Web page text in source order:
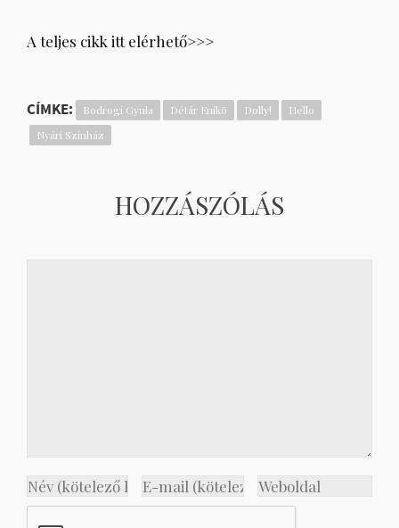
A teljes cikk itt elérhető>>>
CÍMKE: Bodrogi Gyula Détár Enikö Dolly!
Hello
Nyári Színház
HOZZÁSZÓLÁS